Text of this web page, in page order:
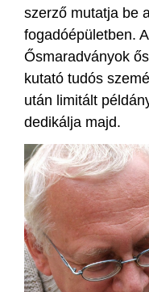
szerző mutatja be
fogadóépületben.
Ősmaradványok
kutató tudós
után limitált
dedikálja majd.